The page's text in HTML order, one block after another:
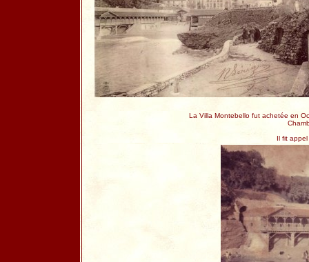
La Villa Montebello fut achetée en
Il fit